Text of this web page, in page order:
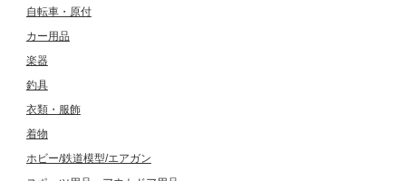
自転車・原付
カー用品
楽器
釣具
衣類・服飾
着物
ホビー/鉄道模型/エアガン